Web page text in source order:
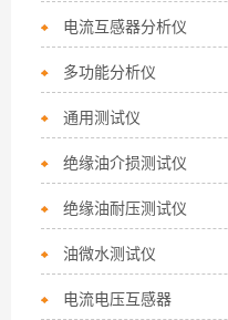
电流互感器分析仪
多功能分析仪
通用测试仪
绝缘油介损测试仪
绝缘油耐压测试仪
油微水测试仪
电流电压互感器